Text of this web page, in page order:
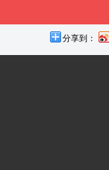
分享到：